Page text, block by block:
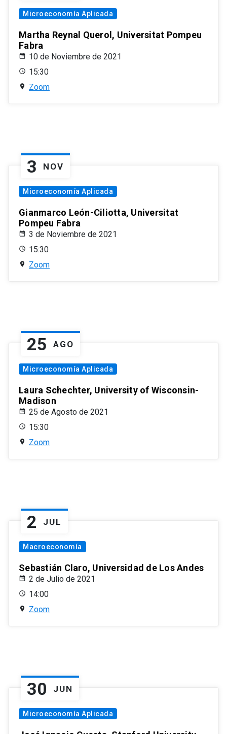
Microeconomía Aplicada
Martha Reynal Querol, Universitat Pompeu
Fabra
10 de Noviembre de 2021
15:30
Zoom
3 NOV
Microeconomía Aplicada
Gianmarco León-Ciliotta, Universitat
Pompeu Fabra
3 de Noviembre de 2021
15:30
Zoom
25 AGO
Microeconomía Aplicada
Laura Schechter, University of Wisconsin-
Madison
25 de Agosto de 2021
15:30
Zoom
2 JUL
Macroeconomía
Sebastián Claro, Universidad de Los Andes
2 de Julio de 2021
14:00
Zoom
30 JUN
Microeconomía Aplicada